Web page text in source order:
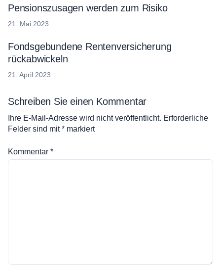
Pensionszusagen werden zum Risiko
21. Mai 2023
Fondsgebundene Rentenversicherung
rückabwickeln
21. April 2023
Schreiben Sie einen Kommentar
Ihre E-Mail-Adresse wird nicht veröffentlicht. Erforderliche
Felder sind mit* markiert
Kommentar *